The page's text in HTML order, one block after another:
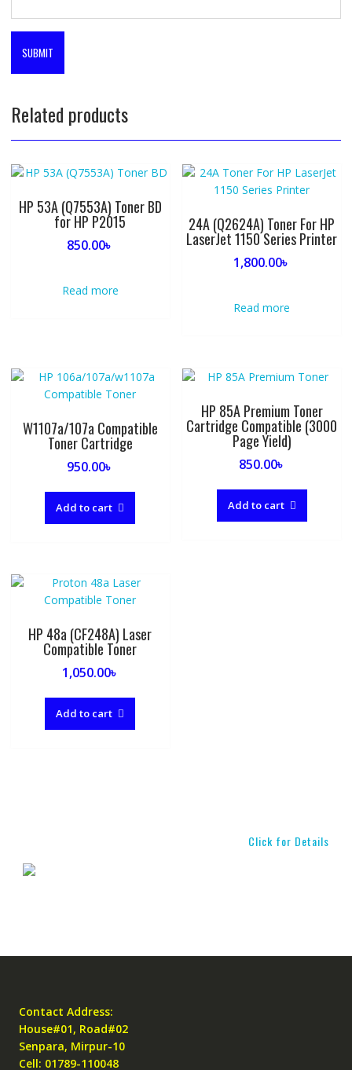
Related products
HP 53A (Q7553A) Toner BD
for HP P2015
850.00৳
Read more
24A (Q2624A) Toner For HP
LaserJet 1150 Series Printer
1,800.00৳
Read more
W1107a/107a Compatible
Toner Cartridge
950.00৳
Add to cart
HP 85A Premium Toner
Cartridge Compatible (3000
Page Yield)
850.00৳
Add to cart
HP 48a (CF248A) Laser
Compatible Toner
1,050.00৳
Add to cart
Click for Details
Contact Address:
House#01, Road#02
Senpara, Mirpur-10
Cell: 01789-110048